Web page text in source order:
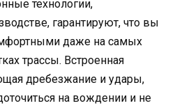
технологии,
гарантируют, что вы
даже на самых
трассы. Встроенная
дребезжание и удары,
на вождении и не